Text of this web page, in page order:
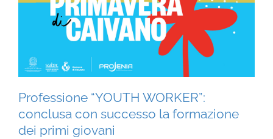
Professione “YOUTH WORKER”:
conclusa con successo la formazione
dei primi giovani